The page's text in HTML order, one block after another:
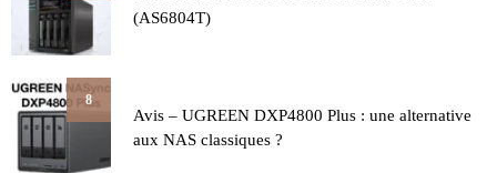
(AS6804T)
8
Avis – UGREEN DXP4800 Plus : une alternative
aux NAS classiques ?